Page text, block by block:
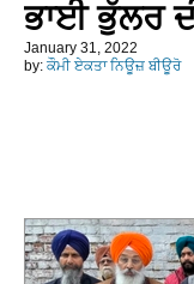
ਭਾਈ ਭੁੱਲਰ
January 31, 2022
by: ਕੌਮੀ ਏਕਤਾ ਨਿਊਜ਼ ਬੀਊਰੋ